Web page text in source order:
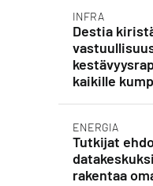
INFRA
Destia
kaikille
ENERGIA
Tutkijat
rakentaa